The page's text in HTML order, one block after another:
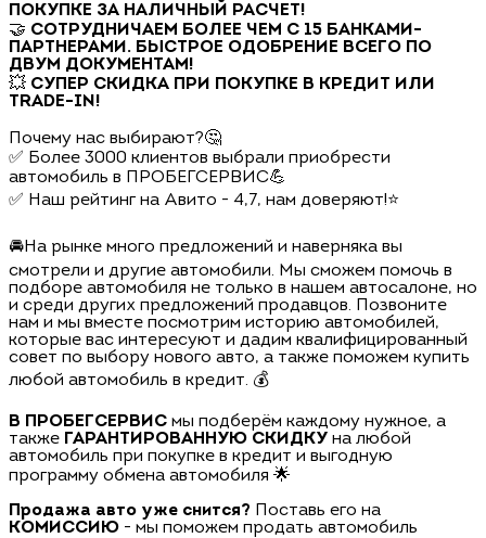
ПОКУПКЕ ЗА НАЛИЧНЫЙ РАСЧЕТ!
🤝 СОТРУДНИЧАЕМ БОЛЕЕ ЧЕМ С 15 БАНКАМИ-
ПАРТНЕРАМИ. БЫСТРОЕ ОДОБРЕНИЕ ВСЕГО ПО
ДВУМ ДОКУМЕНТАМ!
💥 СУПЕР СКИДКА ПРИ ПОКУПКЕ В КРЕДИТ ИЛИ
TRADE-IN!
Почему нас выбирают?🤔
✅ Более 3000 клиентов выбрали приобрести
автомобиль в ПРОБЕГСЕРВИС💪
✅ Наш рейтинг на Авито - 4,7, нам доверяют!⭐
🚘На рынке много предложений и наверняка вы
смотрели и другие автомобили. Мы сможем помочь в
подборе автомобиля не только в нашем автосалоне, но
и среди других предложений продавцов. Позвоните
нам и мы вместе посмотрим историю автомобилей,
которые вас интересуют и дадим квалифицированный
совет по выбору нового авто, а также поможем купить
любой автомобиль в кредит. 💰
В ПРОБЕГСЕРВИС мы подберём каждому нужное, а
также ГАРАНТИРОВАННУЮ СКИДКУ на любой
автомобиль при покупке в кредит и выгодную
программу обмена автомобиля 🌟
Продажа авто уже снится? Поставь его на
КОМИССИЮ - мы поможем продать автомобиль